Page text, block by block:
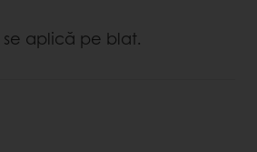
se aplică pe blat.